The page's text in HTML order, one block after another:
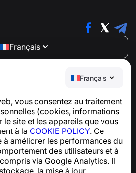
Français
vous consentez au traitement
(cookies, informations
le site et les appareils que vous
à la COOKIE POLICY. Ce
à améliorer les performances du
des utilisateurs et à
via Google Analytics. Il
la mise à jour,
Français
·
à utiliser qui vous protège contre
le spam et les messages
la conformité au RGPD :